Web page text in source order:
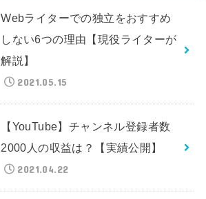
Webライターでの独立をおすすめ
しない6つの理由【現役ライターが
解説】
2021.05.15
【YouTube】チャンネル登録者数
2000人の収益は？【実績公開】
2021.04.22